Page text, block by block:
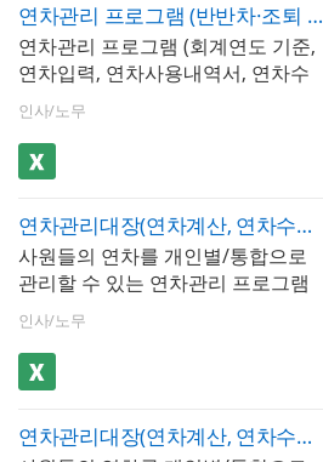
다. 근로자가 사용한 연차 내역을 기
록하는 연차 입력 기능은 물론, 연차
정산서(연차수당) 시트를 통해 미사
용 연차에 대한 금전적 보상액을 자
급 업무를 보다 효율적으로 처리할
수 있습니다. - 주요 기능 및 구성✔
준으로 재직 기간에 따른 연차 발생
일수 자동 계산✔ 1년 미만 월별 연
차 자동 반영 : 입사 후 1년 미만 구
간의 월 단위 연차 발생 반영✔ 가산
2년마다 1일 추가 가산 연차 자동 산
정 (최대 25일)✔ 연차 입력 : 직원별
연차 사용 내역을 날짜·유형별로 직
접 입력하여 실시간 잔여 연차 반영
연차관리 프로그램 (반반차·조퇴 및 공휴일 반영, 회계연도 기준, 연차입력, 연차사용내역서, 연차수당 정산서)
연차관리 프로그램 (회계연도 기준,
연차입력, 연차사용내역서, 연차수
당 정산서) 서식입니다. 연차관리 프
로그램은 회계연도를 기준으로 연
차 발생 일수를 자동 계산하여 근로
자별 연차를 체계적으로 관리할 수
다. 근로자가 사용한 연차 내역을 기
록하는 연차 입력 기능은 물론, 연차
정산서(연차수당) 시트를 통해 미사
용 연차에 대한 금전적 보상액을 자
급 업무를 보다 효율적으로 처리할
수 있습니다. - 이 프로그램만의 핵
정산서 출력많은 연차관리 프로그
인사/노무
연차관리대장(연차계산, 연차수당 정산서)_입사일자
사원들의 연차를 개인별/통합으로
관리할 수 있는 연차관리 프로그램
입니다. 이 자동화 프로그램의 연차
계산은 [입사일자]를 기준으로 입사
일로부터 연차를 계산합니다. 사원
목록에 사용자들의 기본적인 내용
사용자들의 내용을 불러와 연차/반
인사/노무
연차관리대장(연차계산, 연차수당 정산서)_입사일자